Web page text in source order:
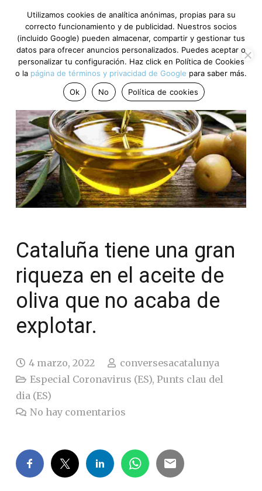
Cataluña tiene una gran
riqueza en el aceite de
oliva que no acaba de
explotar.
4 marzo, 2022
conversesacatalunya
Especial Coronavirus (ES),Punts clau del
dia (ES)
No hay comentarios
Utilizamos cookies de analítica anónimas, propias para su
correcto funcionamiento y de publicidad. Nuestros socios
(incluido Google) pueden almacenar, compartir y gestionar tus
datos para ofrecer anuncios personalizados. Puedes aceptar o
personalizar tu configuración. Haz click en Política de Cookies
o la página de términos y privacidad de Google para saber más.
Ok
No Política de cookies